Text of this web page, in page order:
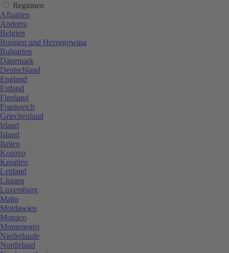
Regionen
Albanien
Andorra
Belgien
Bosnien und Herzegowina
Bulgarien
Dänemark
Deutschland
England
Estland
Finnland
Frankreich
Griechenland
Irland
Island
Italien
Kosovo
Kroatien
Lettland
Litauen
Luxemburg
Malta
Moldawien
Monaco
Montenegro
Niederlande
Nordirland